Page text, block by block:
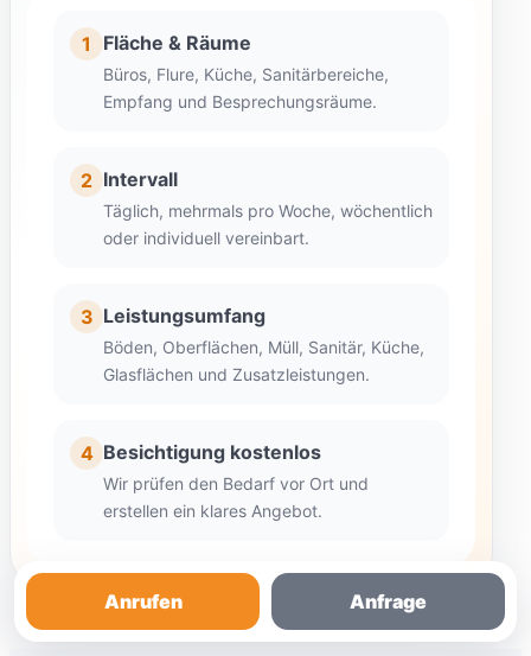
1 Fläche & Räume
Büros, Flure, Küche, Sanitärbereiche,
Empfang und Besprechungsräume.
2 Intervall
Täglich, mehrmals pro Woche, wöchentlich
oder individuell vereinbart.
3 Leistungsumfang
Böden, Oberflächen, Müll, Sanitär, Küche,
Glasflächen und Zusatzleistungen.
4 Besichtigung kostenlos
Wir prüfen den Bedarf vor Ort und
erstellen ein klares Angebot.
Anrufen Anfrage